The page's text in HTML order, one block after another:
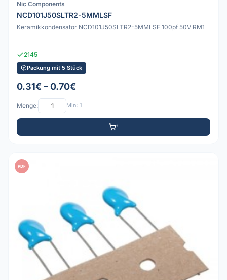
Nic Components
NCD101J50SLTR2-5MMLSF
Keramikkondensator NCD101J50SLTR2-5MMLSF 100pf 50V RM1
2145
Packung mit 5 Stück
0.31€ – 0.70€
Menge: Min: 1
PDF